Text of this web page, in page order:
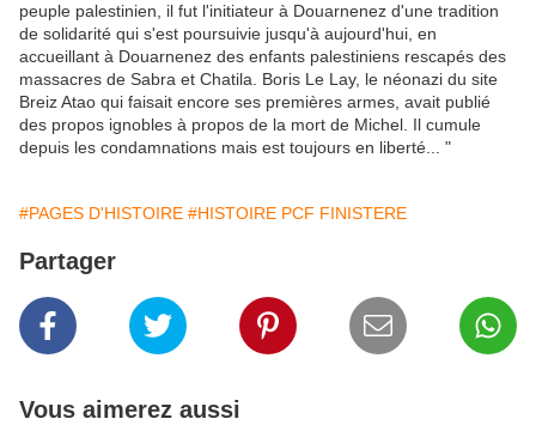
peuple palestinien, il fut l'initiateur à Douarnenez d'une tradition
de solidarité qui s'est poursuivie jusqu'à aujourd'hui, en
accueillant à Douarnenez des enfants palestiniens rescapés des
massacres de Sabra et Chatila. Boris Le Lay, le néonazi du site
Breiz Atao qui faisait encore ses premières armes, avait publié
des propos ignobles à propos de la mort de Michel. Il cumule
depuis les condamnations mais est toujours en liberté... "
#PAGES D'HISTOIRE #HISTOIRE PCF FINISTERE
Partager
Vous aimerez aussi